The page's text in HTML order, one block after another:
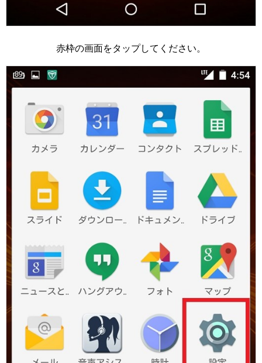
赤枠の画面をタップしてください。